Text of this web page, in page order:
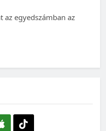
az egyedszámban az